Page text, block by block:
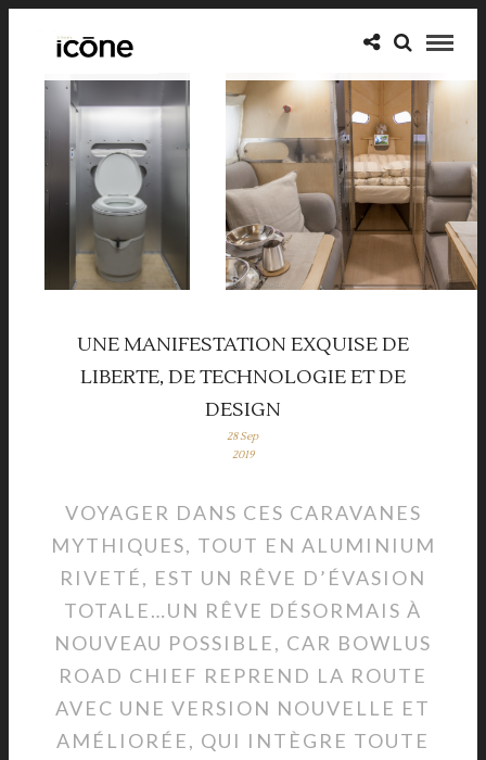
UNE MANIFESTATION EXQUISE DE
LIBERTE, DE TECHNOLOGIE ET DE
DESIGN
28 Sep
2019
VOYAGER DANS CES CARAVANES
MYTHIQUES, TOUT EN ALUMINIUM
RIVETÉ, EST UN RÊVE D’ÉVASION
TOTALE…UN RÊVE DÉSORMAIS À
NOUVEAU POSSIBLE, CAR BOWLUS
ROAD CHIEF REPREND LA ROUTE
AVEC UNE VERSION NOUVELLE ET
AMÉLIORÉE, QUI INTÈGRE TOUTE